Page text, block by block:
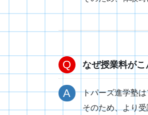
なぜ授業料が
トパーズ進学塾
そのため、より